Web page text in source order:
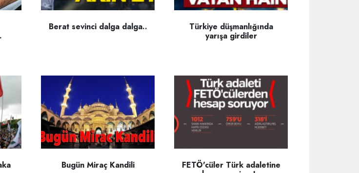
Berat sevinci dalga dalga..
Türkiye düşmanlığında
yarışa girdiler
Bugün Miraç Kandili
FETÖ'cüler Türk adaletine